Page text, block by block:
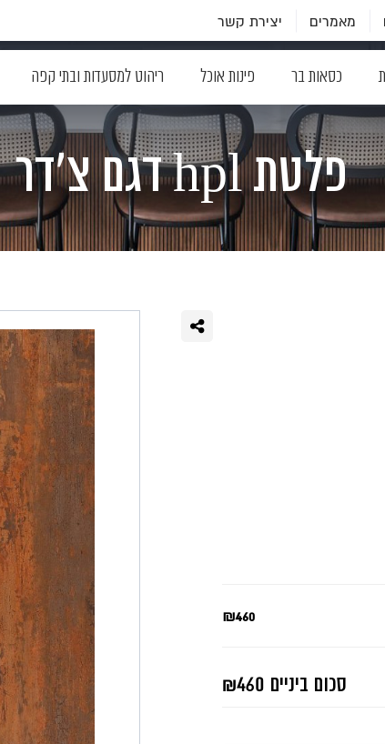
מאמרים יצירת קשר
כסאות בר פינות אוכל ריהוט למסעדות ובתי קפה
פלטת hpl דגם צ'דר
₪460
סכום ביניים ₪460